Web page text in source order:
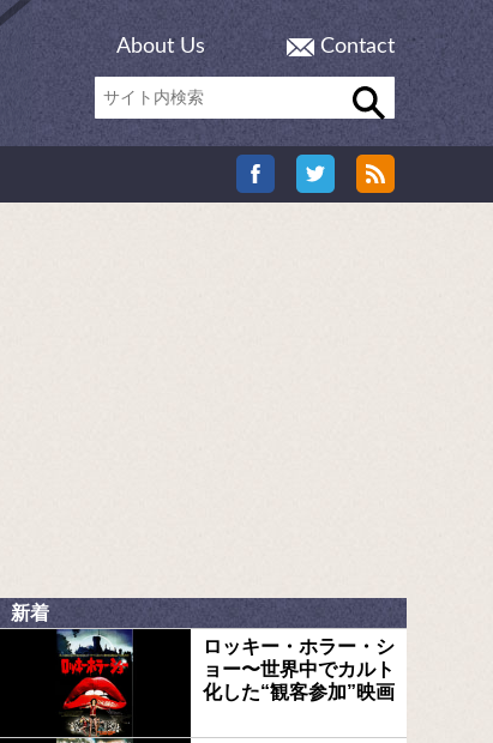
About Us Contact
新着
ロッキー・ホラー・シ
ョー〜世界中でカルト
化した“観客参加”映画